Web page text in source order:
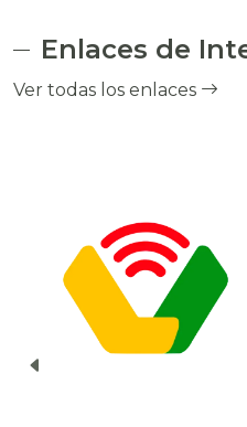
el cobro de peaje a
usuario.
Enlaces de
Ver todas los enlaces